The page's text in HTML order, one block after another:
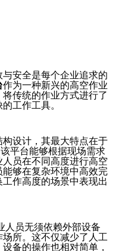
安全是每个企业追求的
作为一种新兴的高空作业
传统的作业方式进行了
工作工具。
构设计，其最大特点在于
平台能够根据现场需求
员在不同高度进行高空
够在复杂环境中高效完
作高度的场景中表现出
人员无须依赖外部设备
所。这不仅减少了人工
设备的操作也相对简单，